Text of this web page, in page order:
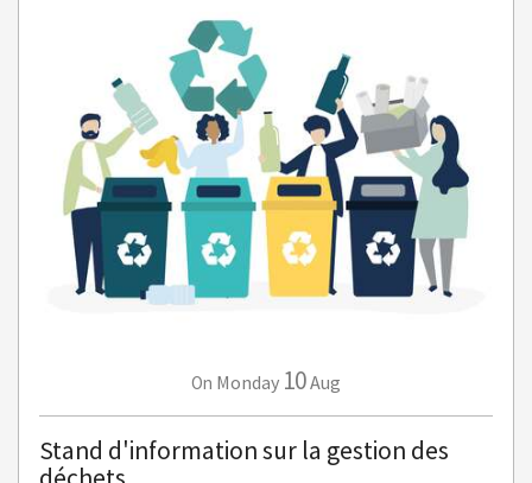
On Monday 10Aug
Stand d'information sur la gestion des